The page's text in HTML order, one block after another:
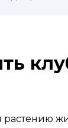
растению